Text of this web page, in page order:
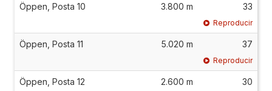
Öppen, Posta 10 3.800 m 33
Reproducir
Öppen, Posta 11 5.020 m 37
Reproducir
Öppen, Posta 12 2.600 m 30